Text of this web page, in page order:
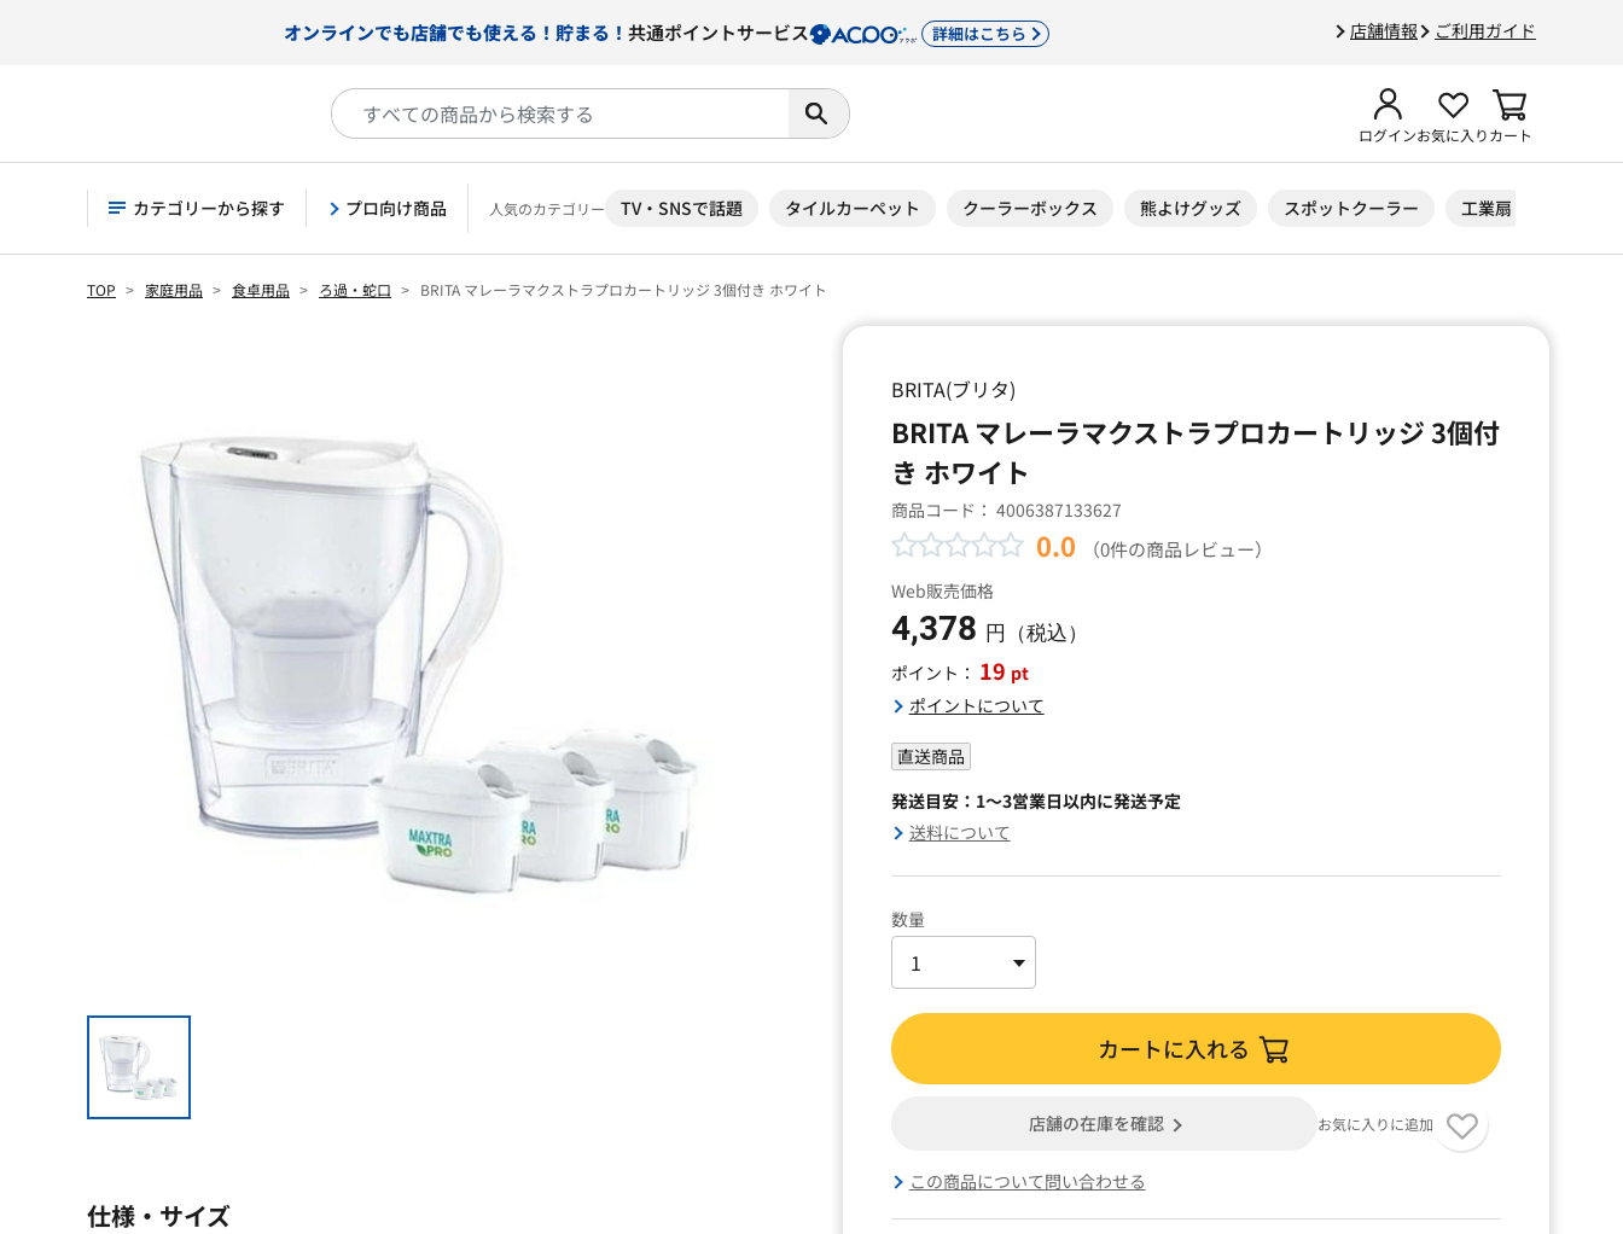
店舗情報 ご利用ガイド
オンラインでも店舗でも使える！貯まる！ 共通ポイントサービス 詳細はこちら
ログインお気に入りカート
カテゴリーから探す プロ向け商品 人気のカテゴリー TV・SNSで話題 タイルカーペット クーラーボックス 熊よけグッズ スポットクーラー 工業扇
TOP 家庭用品 食卓用品 ろ過・蛇口 BRITA マレーラマクストラプロカートリッジ 3個付き ホワイト
BRITA(ブリタ)
BRITA マレーラマクストラプロカートリッジ 3個付
き ホワイト
商品コード： 4006387133627
0.0 （0件の商品レビュー）
Web販売価格
4,378 円（税込）
ポイント： 19 pt
ポイントについて
直送商品
発送目安：1～3営業日以内に発送予定
送料について
数量
カートに入れる
店舗の在庫を確認 お気に入りに追加
この商品について問い合わせる
仕様・サイズ